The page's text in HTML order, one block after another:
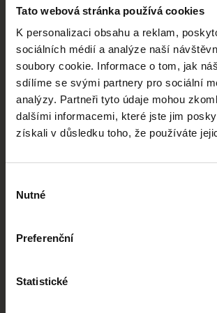
Tato webová stránka používá cookies
K personalizaci obsahu a reklam,
sociálních médií a analýze naší
soubory cookie. Informace o tom, jak
sdílíme se svými partnery pro sociální
analýzy. Partneři tyto údaje mohou
dalšími informacemi, které jste jim
získali v důsledku toho, že používáte
souhlasu
Nutné
Preferenční
Statistické
Nové festivalové
každý týden
Portál DAFilms.cz je výsledkem tvůrčí spolupráce 7
posouvat hranice dokumentárního filmu,
podporovat kvalitní autorské
Členové Doc Alliance